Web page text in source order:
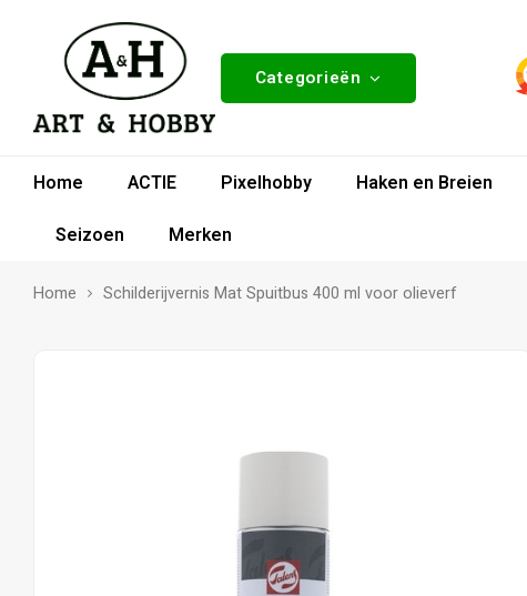
Categorieën
Home ACTIE Pixelhobby Haken en Breien
Seizoen
Merken
Home Schilderijvernis Mat Spuitbus 400 ml voor olieverf